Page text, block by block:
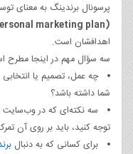
پرسونال برندینگ به معنای
(personal marketing plan)
اهدافشان است.
سه سؤال مهم در اینجا مطرح
چه عمل، تصمیم یا
شما داشته باشد؟
سه نکته‌ای که در
توجه کنید، باید بر روی آن
برای کسانی که به دنبال